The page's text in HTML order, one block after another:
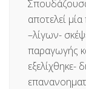
αποτελεί
–λίγων-
παραγωγής
εξελίχθηκε-